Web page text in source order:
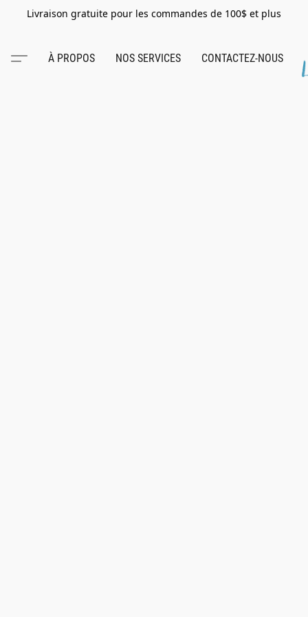
Livraison gratuite pour les commandes de 100$ et plus
À PROPOS NOS SERVICES CONTACTEZ-NOUS